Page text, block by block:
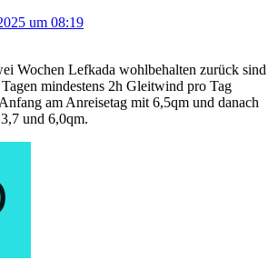
um 08:19
Wochen Lefkada wohlbehalten zurück sind
mindestens 2h Gleitwind pro Tag
am Anreisetag mit 6,5qm und danach
und 6,0qm.